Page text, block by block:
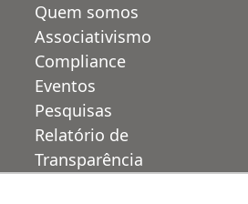
Quem somos
Associativismo
Compliance
Eventos
Pesquisas
Relatório de
Transparência